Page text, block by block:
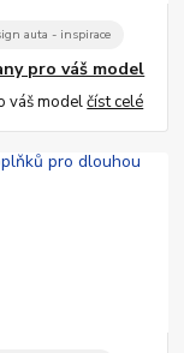
auta - inspirace
pro váš model
váš modelčíst celé